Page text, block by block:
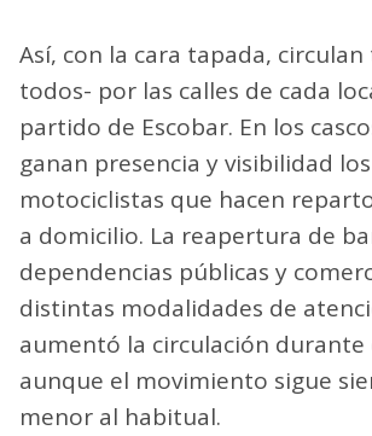
Así, con la cara tapada,
todos- por las calles de cada
partido de Escobar. En los
ganan presencia y visibilidad
motociclistas que hacen
a domicilio. La reapertura de
dependencias públicas y
distintas modalidades de
aumentó la circulación durante
aunque el movimiento sigue
menor al habitual.